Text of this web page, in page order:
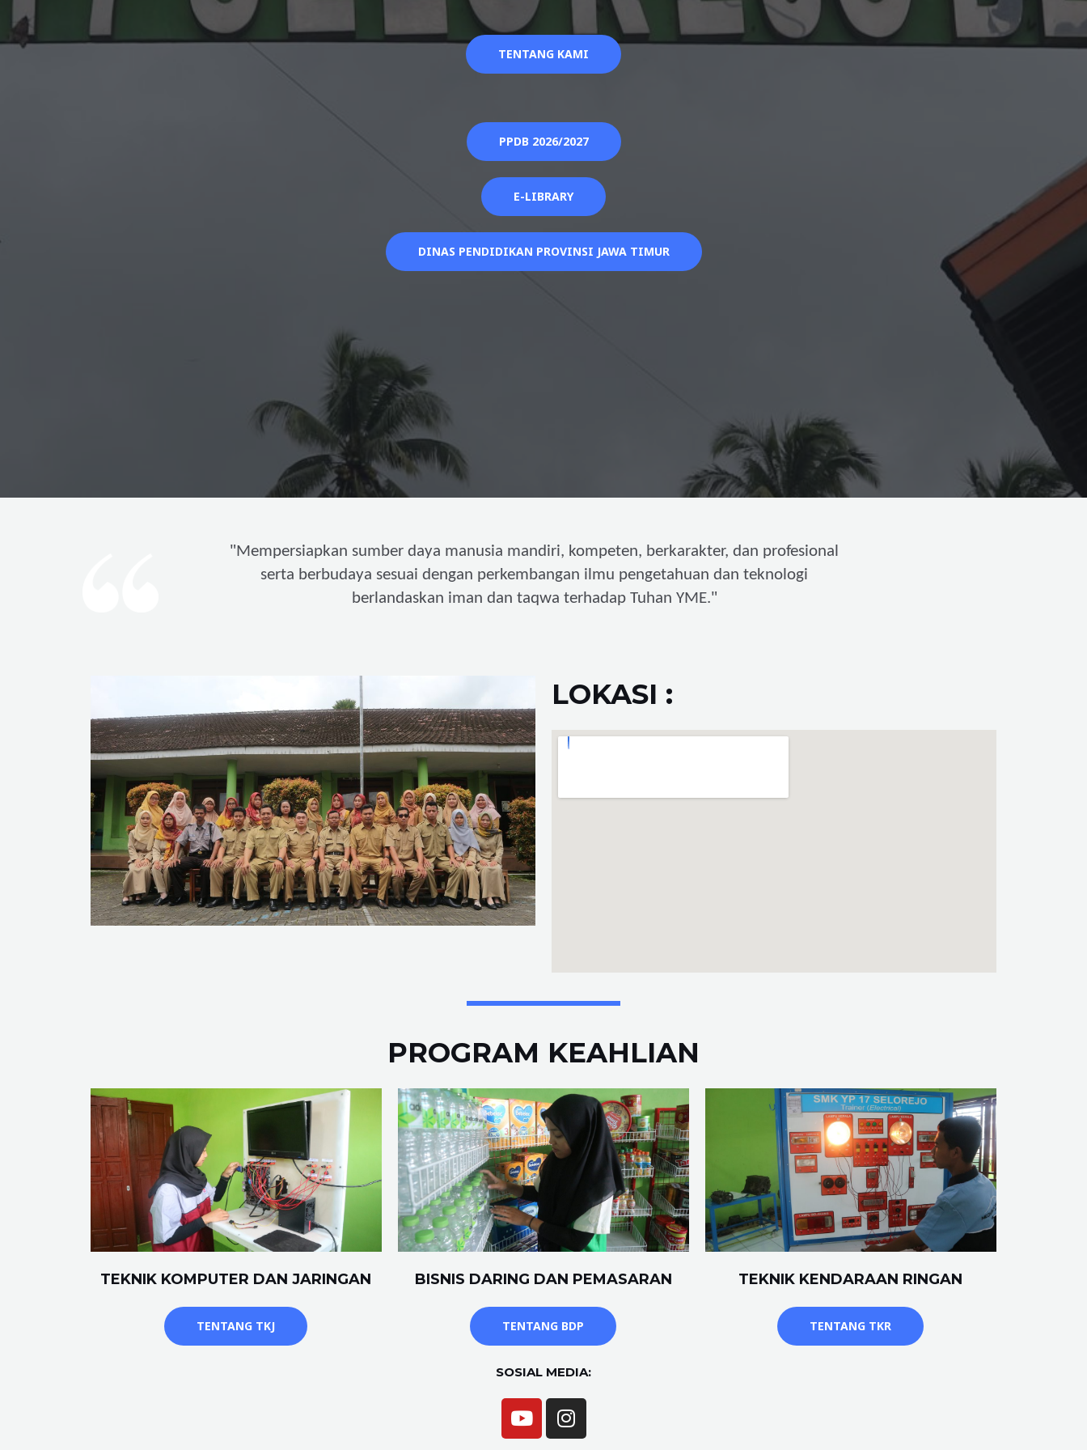
TENTANG KAMI
PPDB 2026/2027
E-LIBRARY
DINAS PENDIDIKAN PROVINSI JAWA TIMUR
"Mempersiapkan sumber daya manusia mandiri, kompeten, berkarakter, dan profesional
serta berbudaya sesuai dengan perkembangan ilmu pengetahuan dan teknologi
berlandaskan iman dan taqwa terhadap Tuhan YME."
LOKASI :
PROGRAM KEAHLIAN
TEKNIK KOMPUTER DAN JARINGAN
TENTANG TKJ
BISNIS DARING DAN PEMASARAN
TENTANG BDP
TEKNIK KENDARAAN RINGAN
TENTANG TKR
SOSIAL MEDIA: